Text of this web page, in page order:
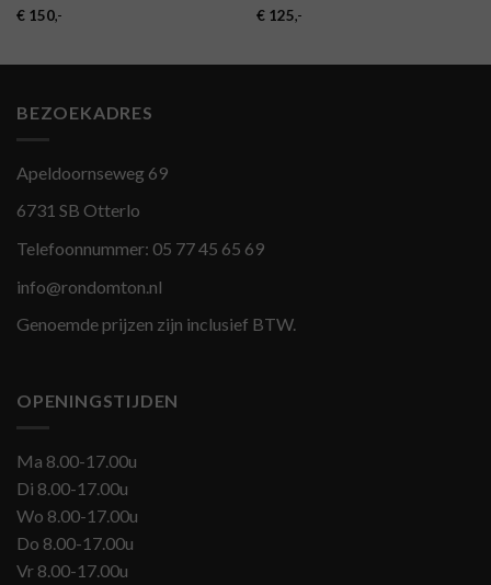
€150,-
€125,-
BEZOEKADRES
Apeldoornseweg 69
6731 SB Otterlo
Telefoonnummer: 05 77 45 65 69
info@rondomton.nl
Genoemde prijzen zijn inclusief BTW.
OPENINGSTIJDEN
Ma 8.00-17.00u
Di 8.00-17.00u
Wo 8.00-17.00u
Do 8.00-17.00u
Vr 8.00-17.00u